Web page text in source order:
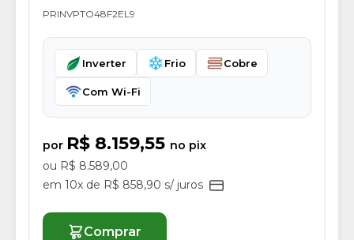
PRINVPTO48F2EL9
Inverter Frio Cobre
Com Wi-Fi
por R$ 8.159,55 no pix
ou R$ 8.589,00
em 10x de R$ 858,90 s/ juros
Comprar